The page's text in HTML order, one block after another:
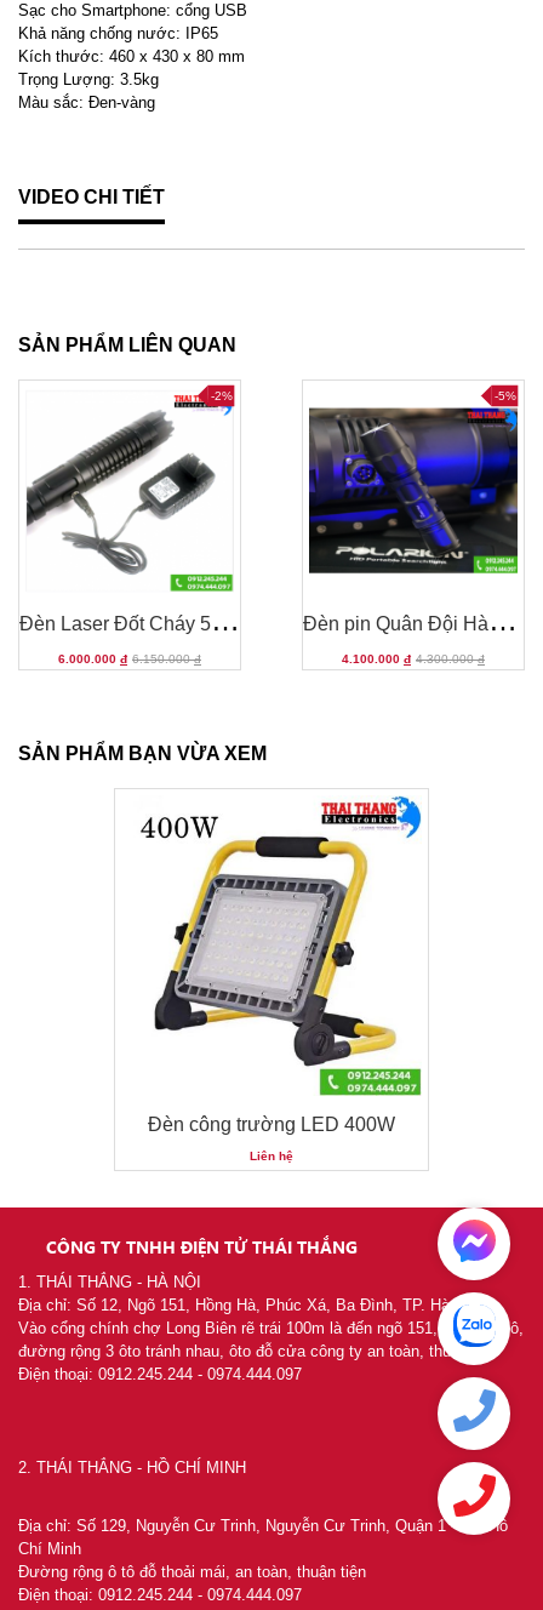
Sạc cho Smartphone: cổng USB
Khả năng chống nước: IP65
Kích thước: 460 x 430 x 80 mm
Trọng Lượng: 3.5kg
Màu sắc: Đen-vàng
VIDEO CHI TIẾT
SẢN PHẨM LIÊN QUAN
Đ
èn Laser Đốt Cháy 50KmW
6.000.000 đ 6.150.000đ
-2%
Đ
èn pin Quân Đội Hàn Quốc Led 6W PL-6
4.100.000 đ 4.300.000đ
-5%
SẢN PHẨM BẠN VỪA XEM
Đèn công trường LED 400W
Liên hệ
CÔNG TY TNHH ĐIỆN TỬ THÁI THẮNG
1. THÁI THẮNG - HÀ NỘI
Địa chỉ: Số 12, Ngõ 151, Hồng Hà, Phúc Xá, Ba Đình, TP. Hà Nội
Vào cổng chính chợ Long Biên rẽ trái 100m là đến ngõ 151, khu chia lô,
đường rộng 3 ôto tránh nhau, ôto đỗ cửa công ty an toàn, thuận tiện
Điện thoại: 0912.245.244 - 0974.444.097
2. THÁI THẮNG - HỒ CHÍ MINH
Địa chỉ: Số 129, Nguyễn Cư Trinh, Nguyễn Cư Trinh, Quận 1 - TP. Hồ
Chí Minh
Đường rộng ô tô đỗ thoải mái, an toàn, thuận tiện
Điện thoại: 0912.245.244 - 0974.444.097